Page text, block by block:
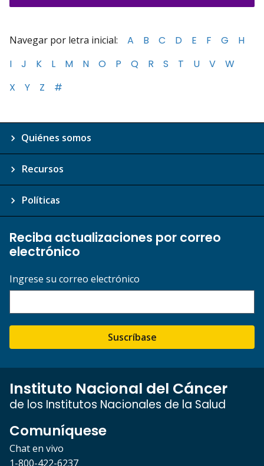
Navegar por letra inicial: A B C D E F G
H
I
J K L M N O P Q R S T U V
W
X
Y Z #
Quiénes somos
Recursos
Políticas
Reciba actualizaciones por correo
electrónico
Ingrese su correo electrónico
Suscríbase
Instituto Nacional del Cáncer
de los Institutos Nacionales de la Salud
Comuníquese
Chat en vivo
1-800-422-6237